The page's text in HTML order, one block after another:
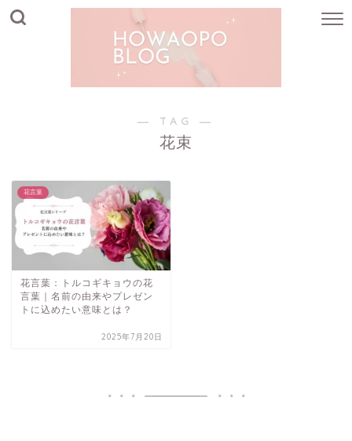
― TAG ―
花束
花言葉
花言葉：トルコギキョウの花
言葉｜名前の由来やプレゼン
トに込めたい意味とは？
2025年7月20日